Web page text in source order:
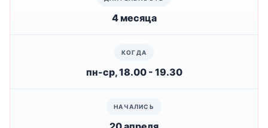
4 месяца
пн-ср, 18.00 - 19.30